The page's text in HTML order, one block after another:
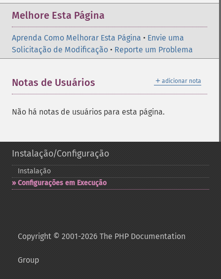
Melhore Esta Página
Aprenda Como Melhorar Esta Página • Envie uma
Solicitação de Modificação • Reporte um Problema
＋ adicionar nota
Notas de Usuários
Não há notas de usuários para esta página.
Instalação/Configuração
Instalação
Configurações em Execução
Copyright © 2001-2026 The PHP Documentation
Group